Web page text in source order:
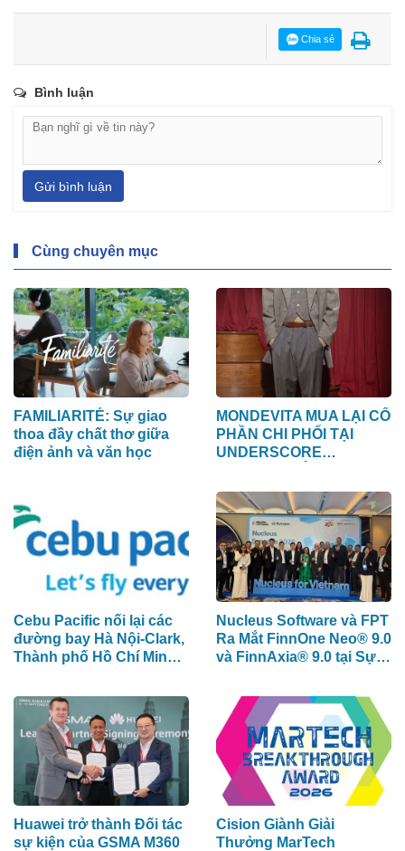
Chia sẻ
Bình luận
Gửi bình luận
Cùng chuyên mục
FAMILIARITÉ: Sự giao
thoa đầy chất thơ giữa
điện ảnh và văn học
MONDEVITA MUA LẠI CỔ
PHẦN CHI PHỐI TẠI
UNDERSCORE
CỦA MAGLIANO, ĐÁNH
DẤU BƯỚC THỨ HAI
TRONG QUÁ TRÌNH XÂY
DỰNG NỀN TẢNG
THƯƠNG HIỆU CAO
CẤP MỚI CỦA Ý.
Cebu Pacific nối lại các
đường bay Hà Nội-Clark,
Thành phố Hồ Chí Minh-
Nucleus Software và FPT
Ra Mắt FinnOne Neo® 9.0
và FinnAxia® 9.0 tại Sự
Lần Đầu Tiên tại Việt
Nam
Huawei trở thành Đối tác
sự kiện của GSMA M360
Cision Giành Giải
Thưởng MarTech